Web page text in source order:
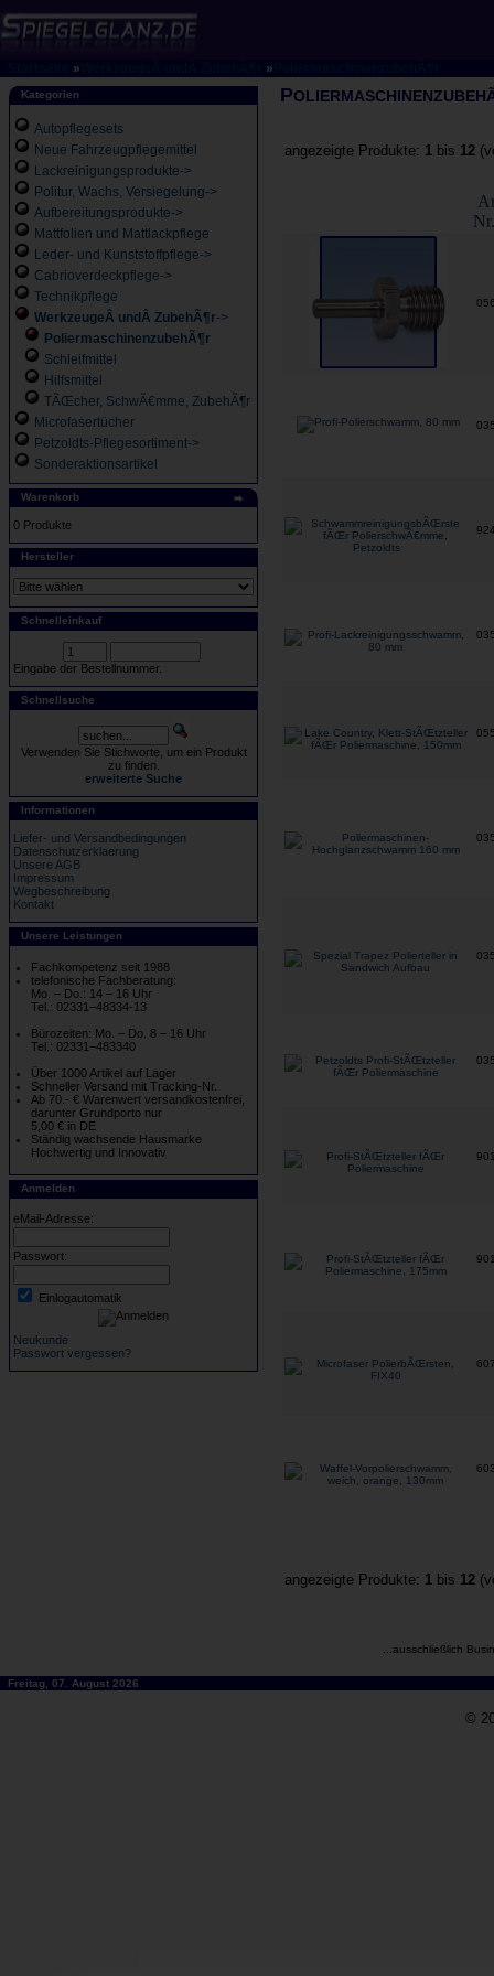
» »
Kategorien
Autopflegesets
Neue Fahrzeugpflegemittel
Lackreinigungsprodukte->
Politur, Wachs, Versiegelung->
Aufbereitungsprodukte->
Mattfolien und Mattlackpflege
Leder- und Kunststoffpflege->
Cabrioverdeckpflege->
Technikpflege
WerkzeugeÂ undÂ ZubehÃ¶r->
PoliermaschinenzubehÃ¶r
Schleifmittel
Hilfsmittel
TÃŒcher, SchwÃ€mme, ZubehÃ¶r
Microfasertücher
Petzoldts-Pflegesortiment->
Sonderaktionsartikel
Warenkorb
0 Produkte
Hersteller
Schnelleinkauf
Eingabe der Bestellnummer.
Schnellsuche
Verwenden Sie Stichworte, um ein Produkt
zu finden.
erweiterte Suche
Informationen
Liefer- und Versandbedingungen
Datenschutzerklaerung
Unsere AGB
Impressum
Wegbeschreibung
Kontakt
Unsere Leistungen
Fachkompetenz seit 1988
telefonische Fachberatung:
Mo. – Do.: 14 – 16 Uhr
Tel.: 02331–48334-13
Bürozeiten: Mo. – Do. 8 – 16 Uhr
Tel.: 02331–483340
Über 1000 Artikel auf Lager
Schneller Versand mit Tracking-Nr.
Ab 70.- € Warenwert versandkostenfrei,
darunter Grundporto nur
5,00 € in DE
Ständig wachsende Hausmarke
Hochwertig und Innovativ
Anmelden
eMail-Adresse:
Passwort:
Einlogautomatik
Neukunde
Passwort vergessen?
P
angezeigte Produkte: 1 bis 12
Nr.
angezeigte Produkte: 1 bis 12
...ausschließlich
Freitag, 07. August 2026
©